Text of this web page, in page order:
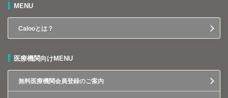
MENU
Calooとは？
医療機関向けMENU
無料医療機関会員登録のご案内